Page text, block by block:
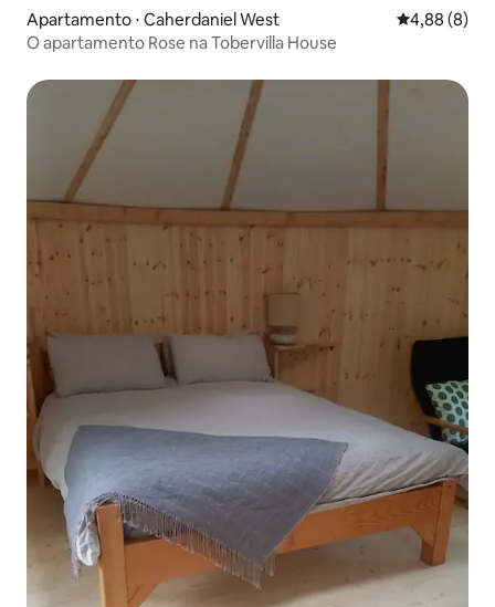
Apartamento ⋅ Caherdaniel West 4,88 de uma
4,88 (8)
O apartamento Rose na Tobervilla House